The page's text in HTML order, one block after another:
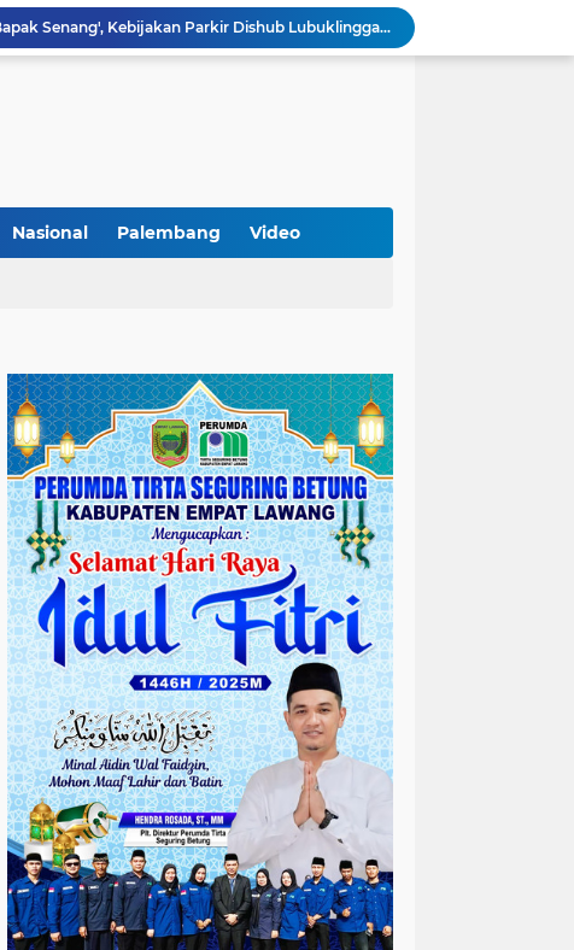
Lantik Pejabat Baru, JM Bupati Empat Lawang: Jabatan Adalah Amanah, Segera Berinovasi Demi Empat Lawang MADANI!
KAMMI Muratara Dukung MUI dalam Upaya Penegakan Hukum terhadap Aktivitas LGBT
Tingkatkan Kualitas Insan Pers, PWI Musi Rawas Gelar Pelatihan Jurnalistik Berbasis Kompetensi dan Storytelling.
Nasional Palembang Video